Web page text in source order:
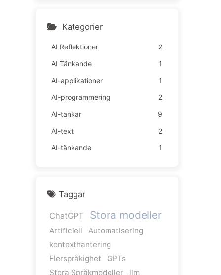
Kategorier
AI Reflektioner
2
AI Tänkande
1
AI-applikationer
1
AI-programmering
2
AI-tankar
9
AI-text
2
AI-tänkande
1
Taggar
ChatGPT Stora modeller
Artificiell
Automatisering
kontexthantering
Flerspråkighet
GPTs
Stora Språkmodeller
llm